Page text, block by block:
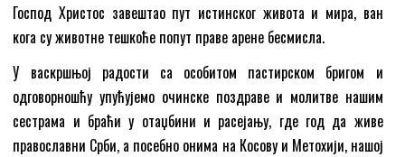
Господ Христос завештао пут истинског живота и мира, ван
кога су животне тешкоће попут праве арене бесмисла.
У васкршњој радости са особитом пастирском бригом и
одговорношћу упућујемо очинске поздраве и молитве нашим
сестрама и браћи у отаџбини и расејању, где год да живе
православни Срби, а посебно онима на Косову и Метохији, нашој